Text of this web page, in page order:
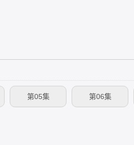
第05集 第06集